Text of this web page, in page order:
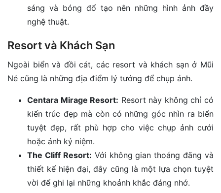
sáng và bóng đổ tạo nên những hình ảnh đầy
nghệ thuật.
Resort và Khách Sạn
Ngoài biển và đồi cát, các resort và khách sạn ở Mũi
Né cũng là những địa điểm lý tưởng để chụp ảnh.
Centara Mirage Resort: Resort này không chỉ có
kiến trúc đẹp mà còn có những góc nhìn ra biển
tuyệt đẹp, rất phù hợp cho việc chụp ảnh cưới
hoặc ảnh kỷ niệm.
The Cliff Resort: Với không gian thoáng đãng và
thiết kế hiện đại, đây cũng là một lựa chọn tuyệt
vời để ghi lại những khoảnh khắc đáng nhớ.